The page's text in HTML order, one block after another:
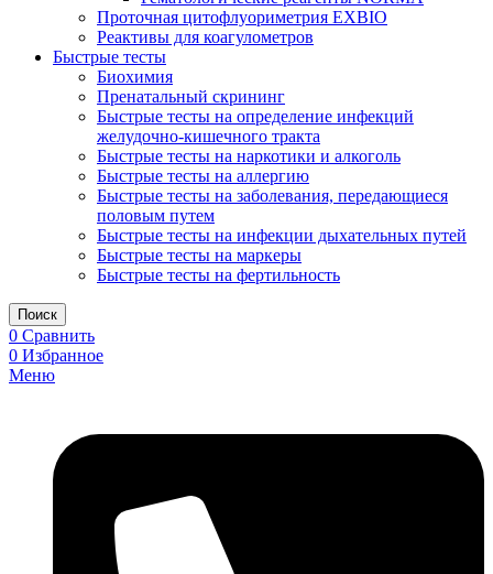
Проточная цитофлуориметрия EXBIO
Реактивы для коагулометров
Быстрые тесты
Биохимия
Пренатальный скрининг
Быстрые тесты на определение инфекций
желудочно-кишечного тракта
Быстрые тесты на наркотики и алкоголь
Быстрые тесты на аллергию
Быстрые тесты на заболевания, передающиеся
половым путем
Быстрые тесты на инфекции дыхательных путей
Быстрые тесты на маркеры
Быстрые тесты на фертильность
Поиск
0 Сравнить
0 Избранное
Меню